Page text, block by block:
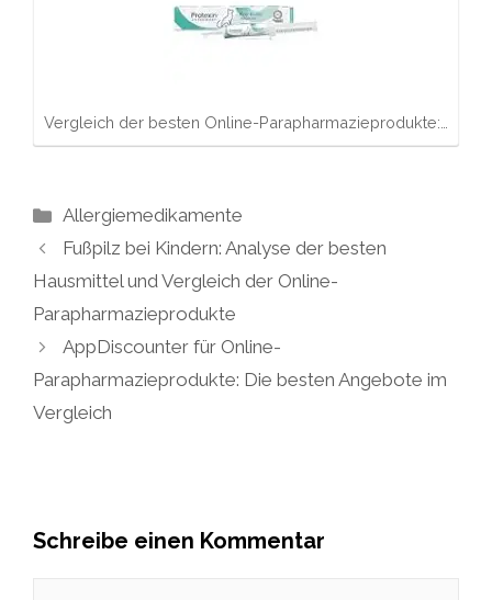
Vergleich der besten Online-Parapharmazieprodukte:…
Kategorien
Allergiemedikamente
Fußpilz bei Kindern: Analyse der besten
Hausmittel und Vergleich der Online-
Parapharmazieprodukte
AppDiscounter für Online-
Parapharmazieprodukte: Die besten Angebote im
Vergleich
Schreibe einen Kommentar